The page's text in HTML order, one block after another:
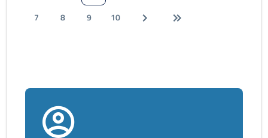
7
8 9 10